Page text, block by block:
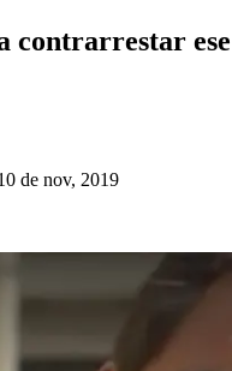
contrarrestar
de nov, 2019